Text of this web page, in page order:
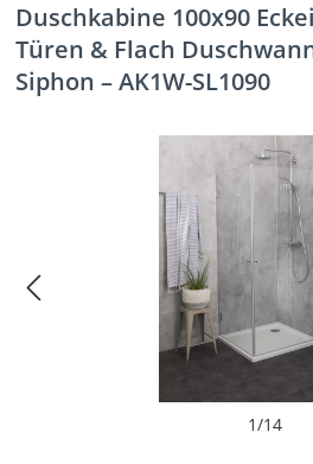
Duschkabine 100x90
Türen & Flach
Siphon – AK1W-SL1090
Bildergalerie überspringen
1/14